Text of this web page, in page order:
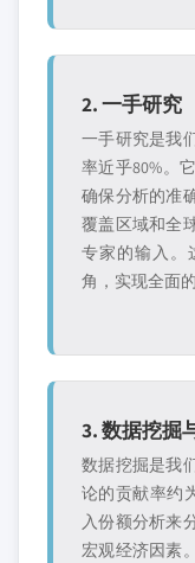
2. 一手研究
一手研究是我
率近乎80%。
确保分析的准
覆盖区域和全
专家的输入。
角，实现全面
3. 数据挖掘
数据挖掘是我
论的贡献率约
入份额分析来
宏观经济因素